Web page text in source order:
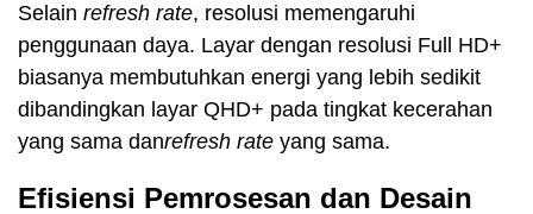
Selain refresh rate, resolusi memengaruhi
penggunaan daya. Layar dengan resolusi Full HD+
biasanya membutuhkan energi yang lebih sedikit
dibandingkan layar QHD+ pada tingkat kecerahan
yang sama danrefresh rate yang sama.
Efisiensi Pemrosesan dan Desain